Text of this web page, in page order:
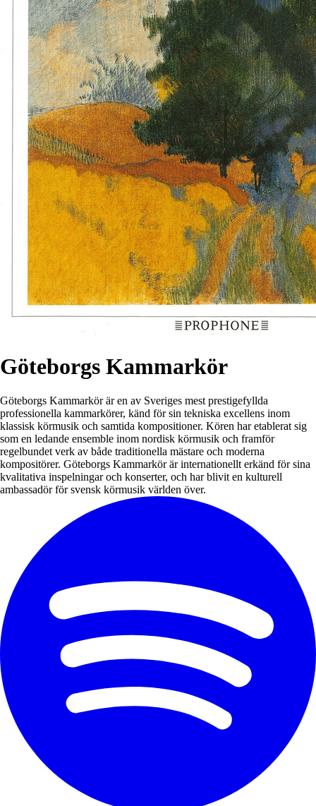
Göteborgs Kammarkör
Göteborgs Kammarkör är en av Sveriges mest prestigefyllda
professionella kammarkörer, känd för sin tekniska excellens inom
klassisk körmusik och samtida kompositioner. Kören har etablerat sig
som en ledande ensemble inom nordisk körmusik och framför
regelbundet verk av både traditionella mästare och moderna
kompositörer. Göteborgs Kammarkör är internationellt erkänd för sina
kvalitativa inspelningar och konserter, och har blivit en kulturell
ambassadör för svensk körmusik världen över.